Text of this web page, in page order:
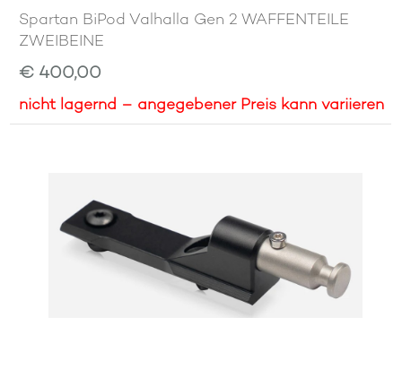
Spartan BiPod Valhalla Gen 2 WAFFENTEILE
ZWEIBEINE
€ 400,00
nicht lagernd – angegebener Preis kann variieren